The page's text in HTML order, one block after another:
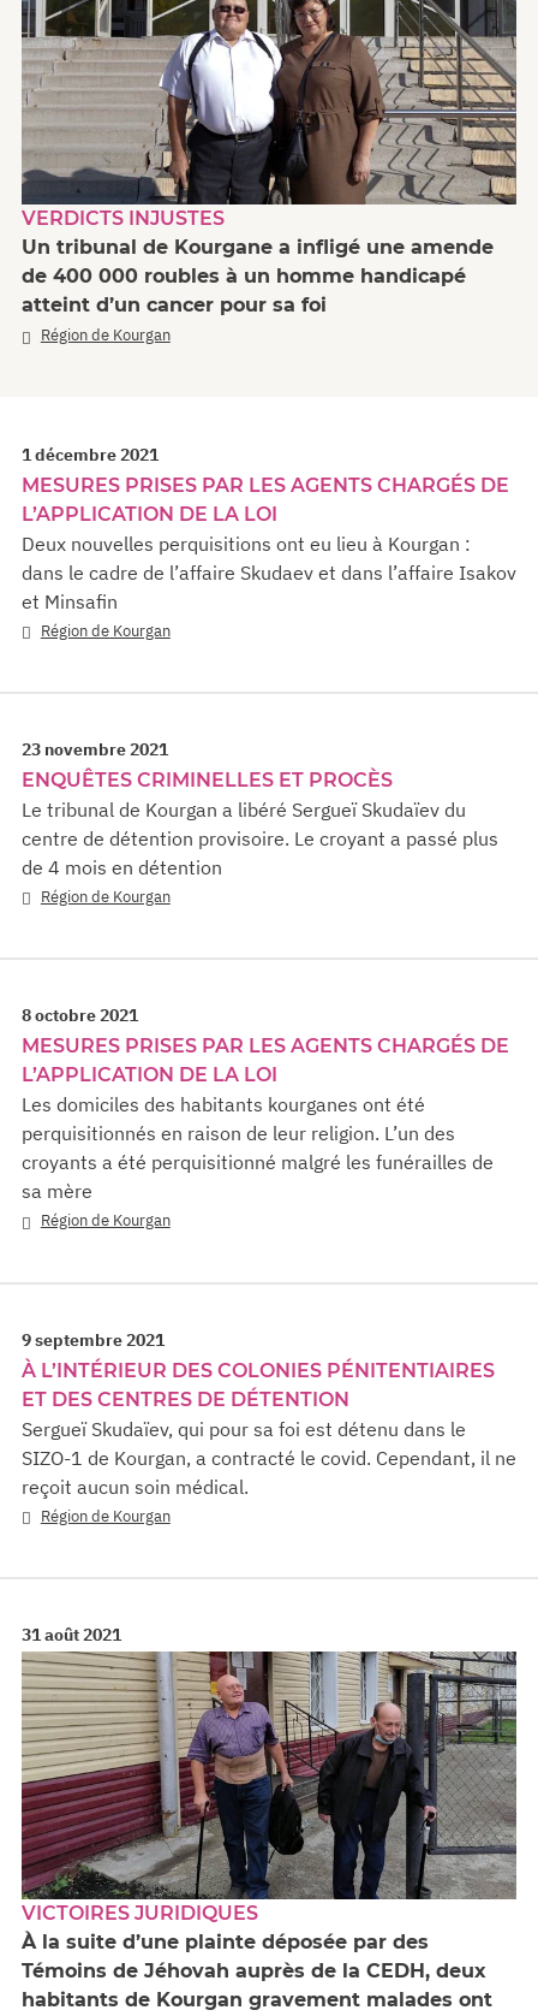
VERDICTS INJUSTES
Un tribunal de Kourgane a infligé une amende
de 400 000 roubles à un homme handicapé
atteint d’un cancer pour sa foi
Région de Kourgan
1 décembre 2021
MESURES PRISES PAR LES AGENTS CHARGÉS DE
L’APPLICATION DE LA LOI
Deux nouvelles perquisitions ont eu lieu à Kourgan :
dans le cadre de l’affaire Skudaev et dans l’affaire Isakov
et Minsafin
Région de Kourgan
23 novembre 2021
ENQUÊTES CRIMINELLES ET PROCÈS
Le tribunal de Kourgan a libéré Sergueï Skudaïev du
centre de détention provisoire. Le croyant a passé plus
de 4 mois en détention
Région de Kourgan
8 octobre 2021
MESURES PRISES PAR LES AGENTS CHARGÉS DE
L’APPLICATION DE LA LOI
Les domiciles des habitants kourganes ont été
perquisitionnés en raison de leur religion. L’un des
croyants a été perquisitionné malgré les funérailles de
sa mère
Région de Kourgan
9 septembre 2021
À L’INTÉRIEUR DES COLONIES PÉNITENTIAIRES
ET DES CENTRES DE DÉTENTION
Sergueï Skudaïev, qui pour sa foi est détenu dans le
SIZO-1 de Kourgan, a contracté le covid. Cependant, il ne
reçoit aucun soin médical.
Région de Kourgan
31 août 2021
VICTOIRES JURIDIQUES
À la suite d’une plainte déposée par des
Témoins de Jéhovah auprès de la CEDH, deux
habitants de Kourgan gravement malades ont